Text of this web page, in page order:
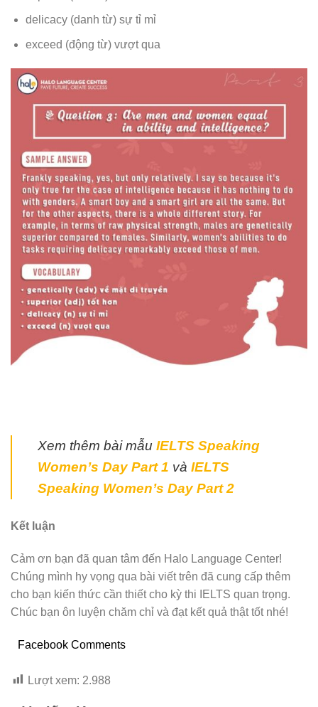
delicacy (danh từ) sự tỉ mỉ
exceed (động từ) vượt qua
Xem thêm bài mẫu IELTS Speaking
Women’s Day Part 1 và IELTS
Speaking Women’s Day Part 2
Kết luận
Cảm ơn bạn đã quan tâm đến Halo Language Center!
Chúng mình hy vọng qua bài viết trên đã cung cấp thêm
cho bạn kiến thức cần thiết cho kỳ thi IELTS quan trọng.
Chúc bạn ôn luyện chăm chỉ và đạt kết quả thật tốt nhé!
Facebook Comments
Lượt xem: 2.988